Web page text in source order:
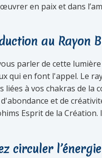
en paix et dans
au Rayon
parler de cette
qui en font l'appel. Le
liées à vos chakras de la
et de
Esprit de la Création.
circuler l’énergie